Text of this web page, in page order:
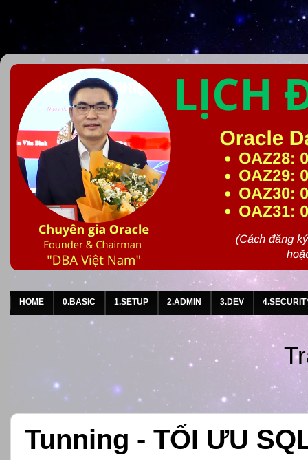
HOME 0.BASIC 1.SETUP 2.ADMIN 3.DEV
Tunning - TỐI ƯU